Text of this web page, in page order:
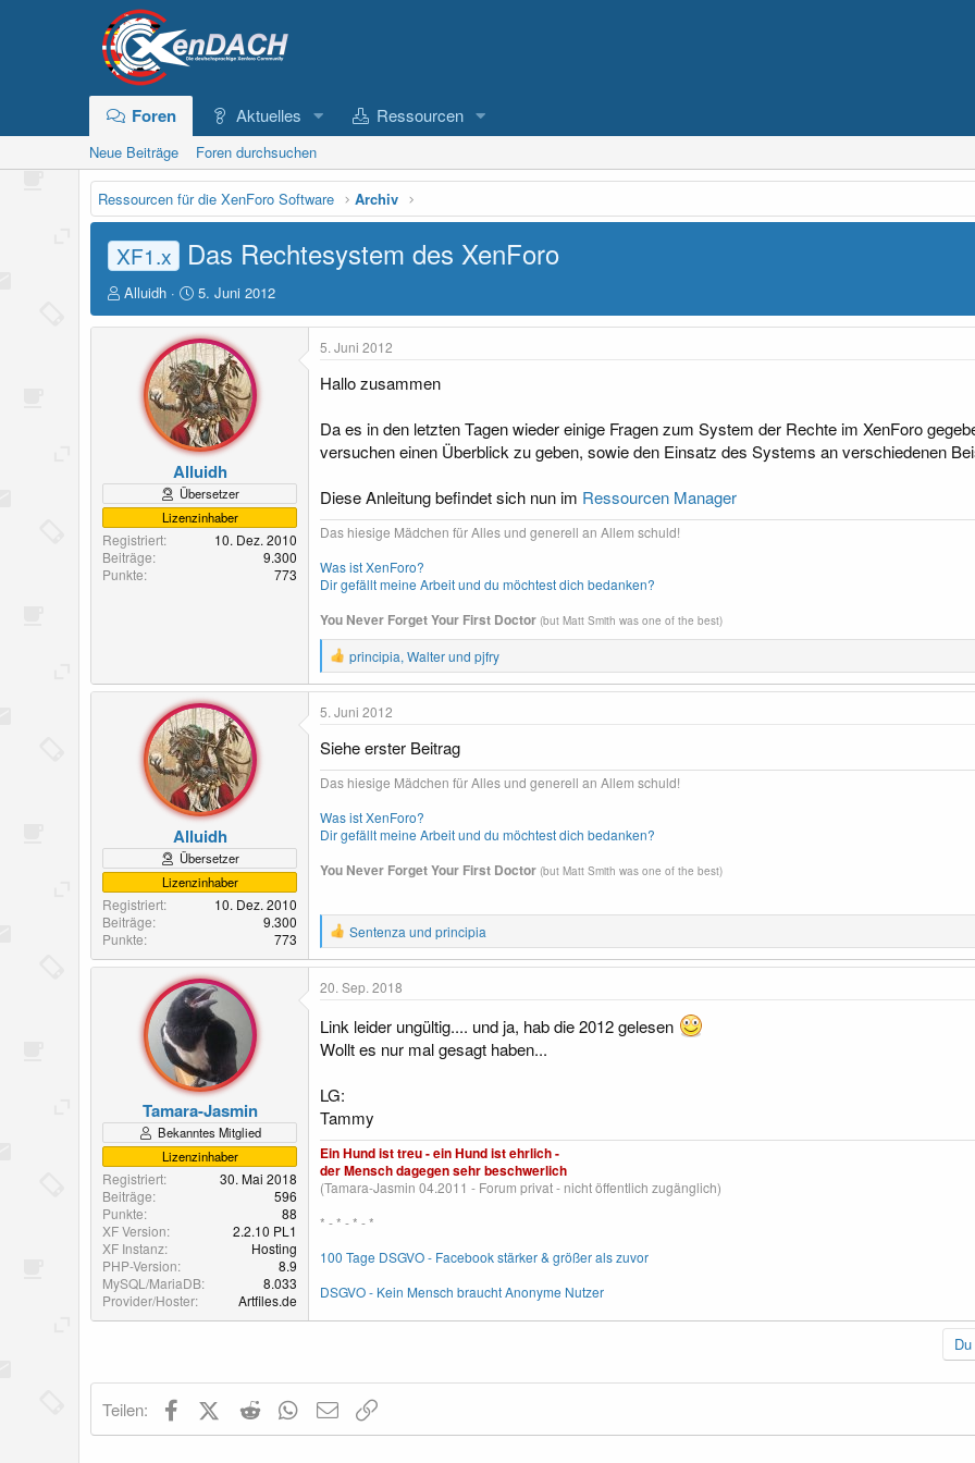
Foren Aktuelles Ressourcen
Neue Beiträge Foren durchsuchen
Ressourcen für die XenForo Software Archiv
XF1.x Das Rechtesystem des XenForo
E
r
s
Alluidh
E
r
s
t
e
l
l
t
a
m
5. Juni 2012
Alluidh
Übersetzer
Lizenzinhaber
Registriert
10. Dez. 2010
Beiträge
9.300
Punkte
773
5. Juni 2012
Hallo zusammen
Da es in den letzten Tagen wieder einige Fragen zum System der Rechte im XenForo
versuchen einen Überblick zu geben, sowie den Einsatz des Systems an verschiedenen
Diese Anleitung befindet sich nun im Ressourcen Manager
Das hiesige Mädchen für Alles und generell an Allem schuld!
Was ist XenForo?
Dir gefällt meine Arbeit und du möchtest dich bedanken?
You Never Forget Your First Doctor (but Matt Smith was one of the best)
R
e
a
k
t
o
n
e
n
:
principia, Walterund pjfry
Alluidh
Übersetzer
Lizenzinhaber
Registriert
10. Dez. 2010
Beiträge
9.300
Punkte
773
5. Juni 2012
Siehe erster Beitrag
Das hiesige Mädchen für Alles und generell an Allem schuld!
Was ist XenForo?
Dir gefällt meine Arbeit und du möchtest dich bedanken?
You Never Forget Your First Doctor (but Matt Smith was one of the best)
R
e
a
k
t
o
n
Sentenza und principia
Tamara-Jasmin
Bekanntes Mitglied
Lizenzinhaber
Registriert
30. Mai 2018
Beiträge
596
Punkte
88
XF Version
2.2.10 PL1
XF Instanz
Hosting
PHP-Version
8.9
MySQL/MariaDB
8.033
Provider/Hoster
Artfiles.de
20. Sep. 2018
Link leider ungültig.... und ja, hab die 2012 gelesen
Wollt es nur mal gesagt haben...
LG:
Tammy
Ein Hund ist treu - ein Hund ist ehrlich -
der Mensch dagegen sehr beschwerlich
(Tamara-Jasmin 04.2011 - Forum privat - nicht öffentlich zugänglich)
* - * - * - *
100 Tage DSGVO - Facebook stärker & größer als zuvor
DSGVO - Kein Mensch braucht Anonyme Nutzer
Teilen: FacebookX (Twitter)
Reddit WhatsApp
E-Mail